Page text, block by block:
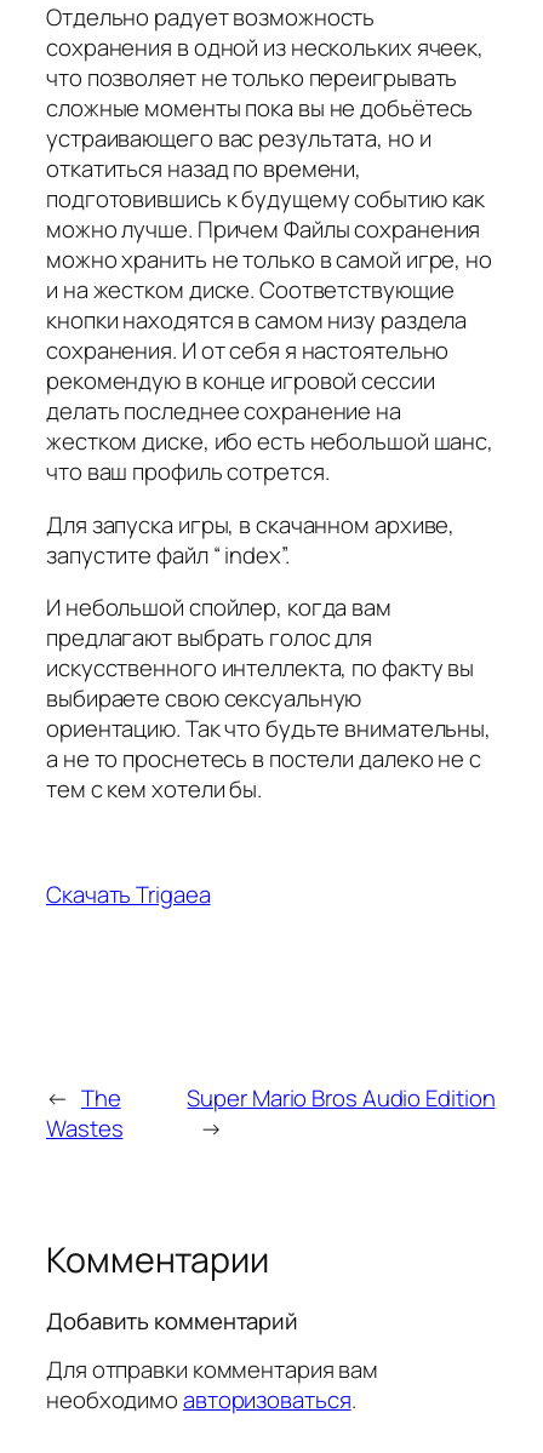
Отдельно радует возможность
сохранения в одной из нескольких ячеек,
что позволяет не только переигрывать
сложные моменты пока вы не добьётесь
устраивающего вас результата, но и
откатиться назад по времени,
подготовившись к будущему событию как
можно лучше. Причем Файлы сохранения
можно хранить не только в самой игре, но
и на жестком диске. Соответствующие
кнопки находятся в самом низу раздела
сохранения. И от себя я настоятельно
рекомендую в конце игровой сессии
делать последнее сохранение на
жестком диске, ибо есть небольшой шанс,
что ваш профиль сотрется.
Для запуска игры, в скачанном архиве,
запустите файл “ index”.
И небольшой спойлер, когда вам
предлагают выбрать голос для
искусственного интеллекта, по факту вы
выбираете свою сексуальную
ориентацию. Так что будьте внимательны,
а не то проснетесь в постели далеко не с
тем с кем хотели бы.
Скачать Trigaea
← The
Wastes
Super Mario Bros Audio Edition
→
Комментарии
Добавить комментарий
Для отправки комментария вам
необходимоавторизоваться.